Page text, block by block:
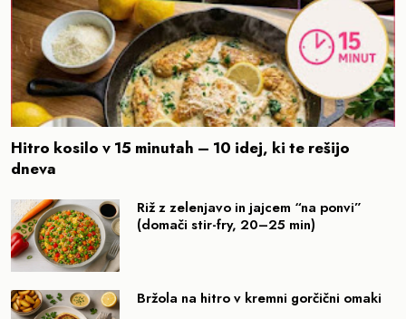
Hitro kosilo v 15 minutah – 10 idej, ki te rešijo
dneva
Riž z zelenjavo in jajcem “na ponvi”
(domači stir-fry, 20–25 min)
Bržola na hitro v kremni gorčični omaki